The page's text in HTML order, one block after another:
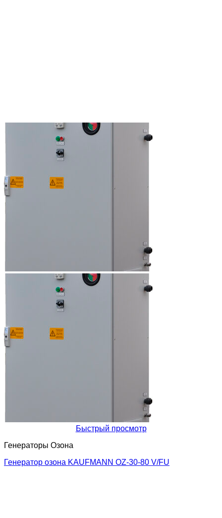
Быстрый просмотр
Генераторы Озона
Генератор озона KAUFMANN OZ-30-80 V/FU